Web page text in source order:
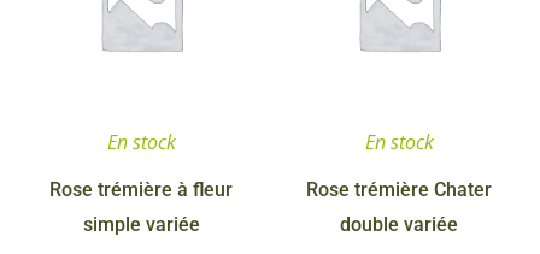
En stock
Rose trémière à fleur
simple variée
En stock
Rose trémière Chater
double variée